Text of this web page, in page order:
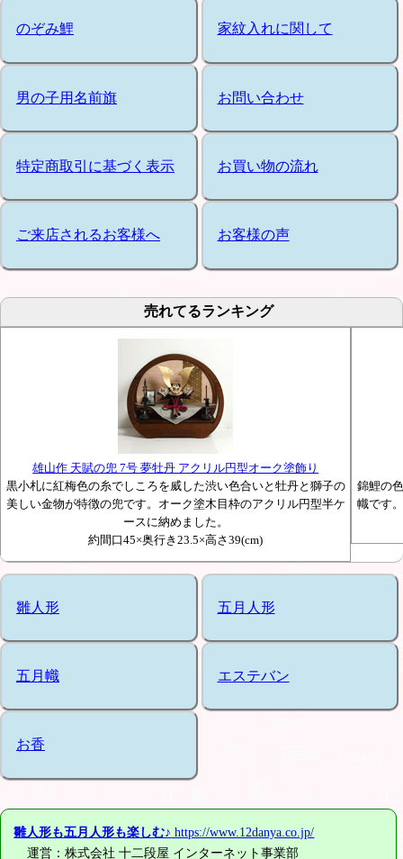
のぞみ鯉 家紋入れに関して
男の子用名前旗 お問い合わせ
特定商取引に基づく表示 お買い物の流れ
ご来店されるお客様へ お客様の声
売れてるランキング
雄山作 天賦の兜 7号 夢牡丹 アクリル円型オーク塗飾り
黒小札に紅梅色の糸でしころを威した渋い色合いと牡丹と獅子の
美しい金物が特徴の兜です。オーク塗木目枠のアクリル円型半ケ
ースに納めました。
約間口45×奥行き23.5×高さ39(cm)
錦鯉の
幟です
雛人形 五月人形
五月幟 エステバン
お香
雛人形も五月人形も楽しむ♪ https://www.12danya.co.jp/
運営：株式会社 十二段屋 インターネット事業部